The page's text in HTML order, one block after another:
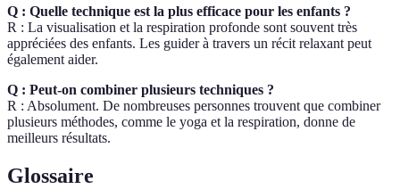
Q : Quelle technique est la plus efficace pour les enfants ?
R : La visualisation et la respiration profonde sont souvent très
appréciées des enfants. Les guider à travers un récit relaxant peut
également aider.
Q : Peut-on combiner plusieurs techniques ?
R : Absolument. De nombreuses personnes trouvent que combiner
plusieurs méthodes, comme le yoga et la respiration, donne de
meilleurs résultats.
Glossaire